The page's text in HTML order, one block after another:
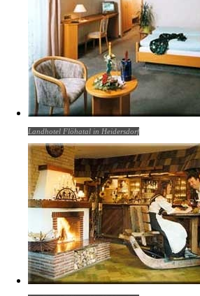
Landhotel Flöhatal in Heidersdorf